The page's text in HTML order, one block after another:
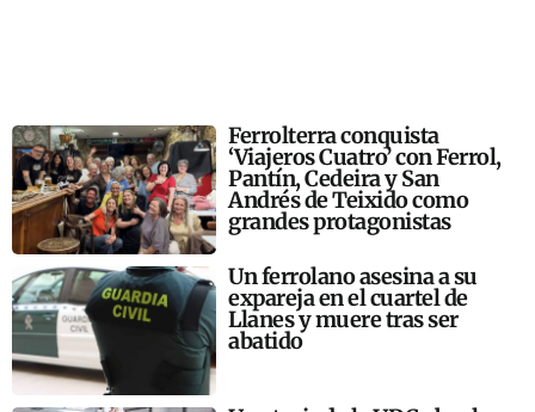
Ferrolterra conquista
‘Viajeros Cuatro’ con Ferrol,
Pantín, Cedeira y San
Andrés de Teixido como
grandes protagonistas
Un ferrolano asesina a su
expareja en el cuartel de
Llanes y muere tras ser
abatido